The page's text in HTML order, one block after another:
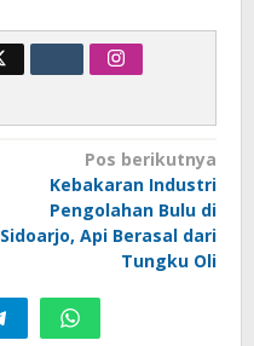
Pos berikutnya
Kebakaran Industri
Pengolahan Bulu di
Sidoarjo, Api Berasal dari
Tungku Oli